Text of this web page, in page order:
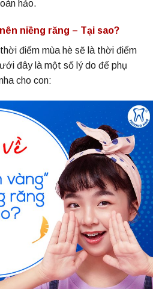
hảo.
niềng răng – Tại sao?
điểm mùa hè sẽ là thời điểm
đây là một số lý do để phụ
cho con: